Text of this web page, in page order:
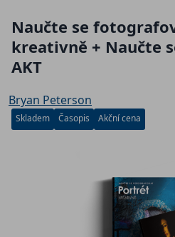
Naučte se
kreativně + Naučte
AKT
Bryan Peterson
Skladem Časopis Akční cena